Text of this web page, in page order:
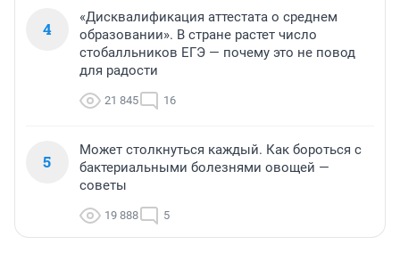
4
«Дисквалификация аттестата о среднем
образовании». В стране растет число
стобалльников ЕГЭ — почему это не повод
для радости
21 845 16
5
Может столкнуться каждый. Как бороться с
бактериальными болезнями овощей —
советы
19 888 5